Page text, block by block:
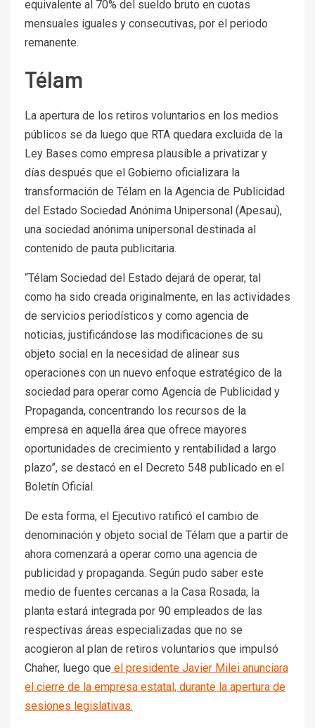
equivalente al 70% del sueldo bruto en cuotas
mensuales iguales y consecutivas, por el periodo
remanente.
Télam
La apertura de los retiros voluntarios en los medios
públicos se da luego que RTA quedara excluida de la
Ley Bases como empresa plausible a privatizar y
días después que el Gobierno oficializara la
transformación de Télam en la Agencia de Publicidad
del Estado Sociedad Anónima Unipersonal (Apesau),
una sociedad anónima unipersonal destinada al
contenido de pauta publicitaria.
“Télam Sociedad del Estado dejará de operar, tal
como ha sido creada originalmente, en las actividades
de servicios periodísticos y como agencia de
noticias, justificándose las modificaciones de su
objeto social en la necesidad de alinear sus
operaciones con un nuevo enfoque estratégico de la
sociedad para operar como Agencia de Publicidad y
Propaganda, concentrando los recursos de la
empresa en aquella área que ofrece mayores
oportunidades de crecimiento y rentabilidad a largo
plazo”, se destacó en el Decreto 548 publicado en el
Boletín Oficial.
De esta forma, el Ejecutivo ratificó el cambio de
denominación y objeto social de Télam que a partir de
ahora comenzará a operar como una agencia de
publicidad y propaganda. Según pudo saber este
medio de fuentes cercanas a la Casa Rosada, la
planta estará integrada por 90 empleados de las
respectivas áreas especializadas que no se
acogieron al plan de retiros voluntarios que impulsó
Chaher, luego que el presidente Javier Milei anunciara
el cierre de la empresa estatal, durante la apertura de
sesiones legislativas.